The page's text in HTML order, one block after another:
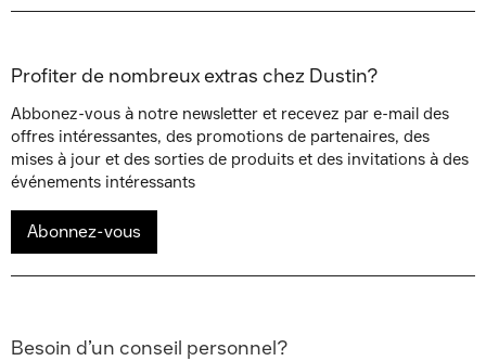
Profiter de nombreux extras chez Dustin?
Abbonez-vous à notre newsletter et recevez par e-mail des
offres intéressantes, des promotions de partenaires, des
mises à jour et des sorties de produits et des invitations à des
événements intéressants
Abonnez-vous
Besoin d’un conseil personnel?